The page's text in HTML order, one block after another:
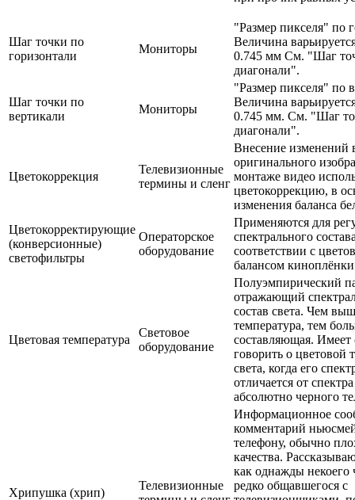
Шаг точки по
горизонтали
Мониторы
"Размер пикселя" по
Величина
0.745 мм См. "Шаг
диагонали".
Шаг точки по
вертикали
Мониторы
"Размер пикселя" по
Величина
0.745 мм. См. "Шаг
диагонали".
Цветокоррекция
Телевизионные
термины и сленг
Внесение изменений
оригинального
монтаже видео
цветокоррекцию, в
изменения баланса
Цветокорректирующие
(конверсионные)
светофильтры
Операторское
оборудование
Применяются для
спектрального
соответствии с
балансом
Цветовая температура
Световое
оборудование
Полуэмпирический
отражающий
состав света. Чем
температура, тем
составляющая. Имеет
говорить о цветовой
света, когда его
отличается от
абсолютно черного
Хрипушка (хрип)
Телевизионные
Информационное
комментарий
телефону, обычно
качества.
как однажды некоего
редко общавшегося с